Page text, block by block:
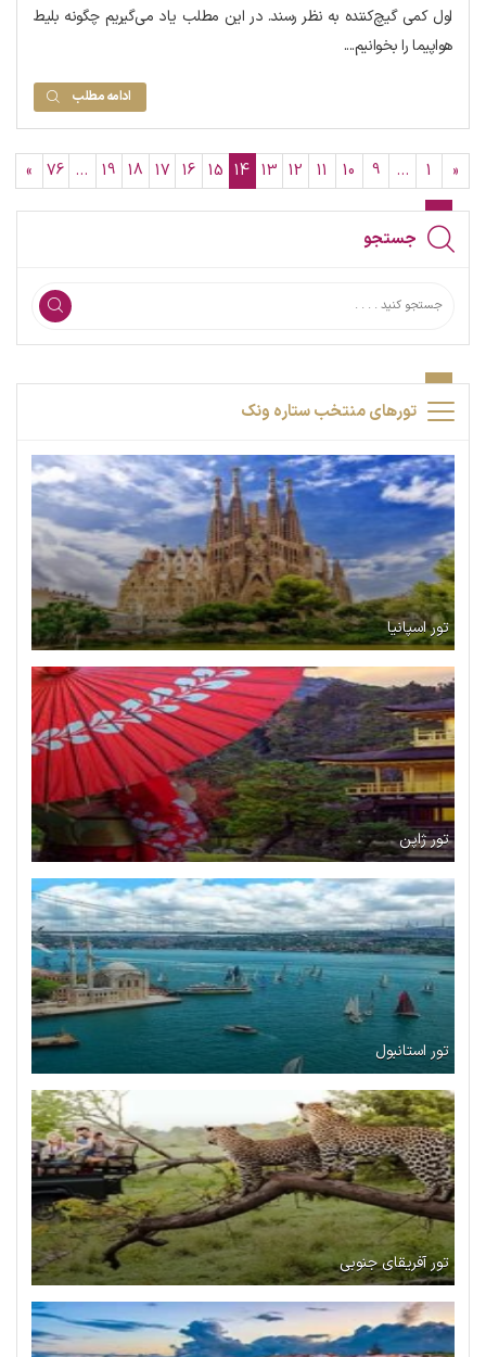
اول کمی گیچ‌کننده به نظر رسند. در این مطلب یاد می‌گیریم چگونه بلیط
هواپیما را بخوانیم....
ادامه مطلب
«
1
…
9
10
11
12
13
14
15
16
17
18
19
…
76
»
جستجو
تورهای منتخب ستاره ونک
تور اسپانیا
تور ژاپن
تور استانبول
تور آفریقای جنوبی